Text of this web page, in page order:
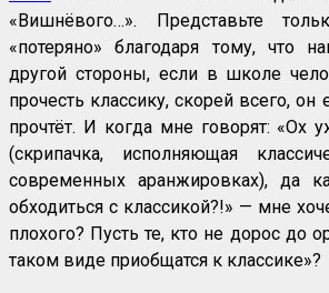
«Вишнёвого…». Представьте
«потеряно» благодаря тому, что
другой стороны, если в школе
прочесть классику, скорей всего, он
прочтёт. И когда мне говорят: «Ох
(скрипачка, исполняющая
современных аранжировках), да
обходиться с классикой?!» — мне
плохого? Пусть те, кто не дорос до
таком виде приобщатся к классике»?